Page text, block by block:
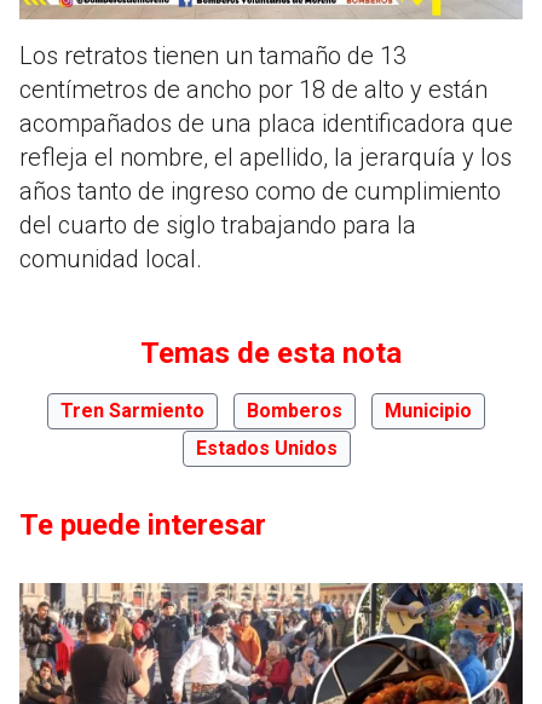
Los retratos tienen un tamaño de 13
centímetros de ancho por 18 de alto y están
acompañados de una placa identificadora que
refleja el nombre, el apellido, la jerarquía y los
años tanto de ingreso como de cumplimiento
del cuarto de siglo trabajando para la
comunidad local.
Temas de esta nota
Tren Sarmiento Bomberos
Municipio
Estados Unidos
Te puede interesar